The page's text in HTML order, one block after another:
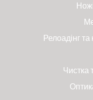
Релоадінг
Чистка